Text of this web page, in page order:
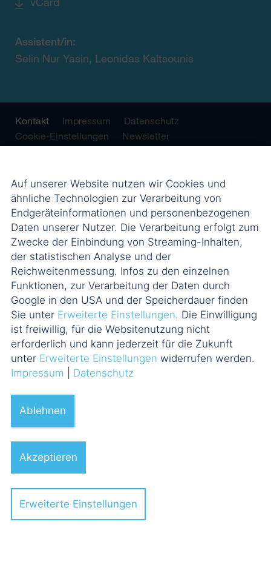
Assistent/in:
Selin Nur Yasin, Leonidas Kaltsounis
Kontakt Impressum
Datenschutz
Cookie-Einstellungen
Newsletter
Auf unserer Website nutzen wir Cookies und
ähnliche Technologien zur Verarbeitung von
Endgeräteinformationen und personenbezogenen
Daten unserer Nutzer. Die Verarbeitung erfolgt zum
Zwecke der Einbindung von Streaming-Inhalten,
der statistischen Analyse und der
Reichweitenmessung. Infos zu den einzelnen
Funktionen, zur Verarbeitung der Daten durch
Google in den USA und der Speicherdauer finden
Sie unter Erweiterte Einstellungen. Die Einwilligung
ist freiwillig, für die Websitenutzung nicht
erforderlich und kann jederzeit für die Zukunft
unter Erweiterte Einstellungen widerrufen werden.
Impressum
Datenschutz
Ablehnen
Akzeptieren
Erweiterte Einstellungen